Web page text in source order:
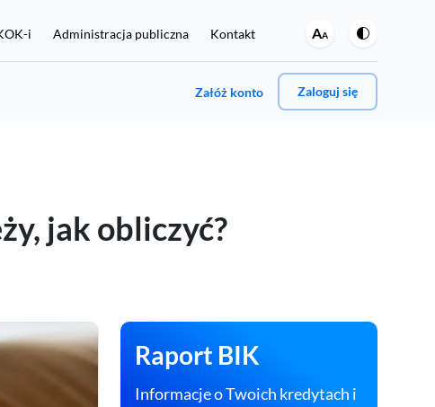
i Administracja publiczna Kontakt AA
Załóż konto Zaloguj się
Jeśli chcesz regularnie sprawdzać swoje dane w BIK oraz
PESEL.
jak obliczyć?
Raport BIK
Informacje o Twoich kredytach i